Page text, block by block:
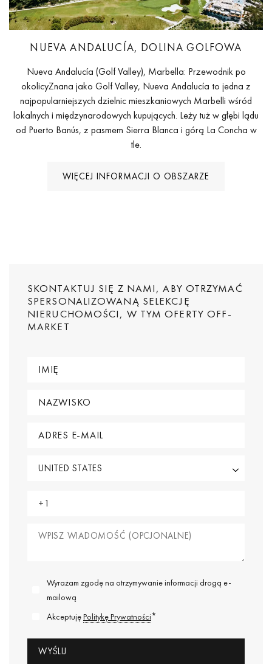
NUEVA ANDALUCÍA, DOLINA GOLFOWA
Nueva Andalucía (Golf Valley), Marbella: Przewodnik po
okolicyZnana jako Golf Valley, Nueva Andalucía to jedna z
najpopularniejszych dzielnic mieszkaniowych Marbelli wśród
lokalnych i międzynarodowych kupujących. Leży tuż w głębi lądu
od Puerto Banús, z pasmem Sierra Blanca i górą La Concha w
tle.
WIĘCEJ INFORMACJI O OBSZARZE
SKONTAKTUJ SIĘ Z NAMI, ABY OTRZYMAĆ
SPERSONALIZOWANĄ SELEKCJĘ
NIERUCHOMOŚCI, W TYM OFERTY OFF-
MARKET
Wyrażam zgodę na otrzymywanie informacji drogą e-
mailową
AkceptujęPolitykę Prywatności*